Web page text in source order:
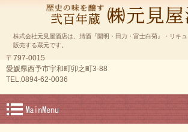
株式会社元見屋酒店は、清酒『開明・田力・富士白菊』・リキ
販売する蔵元です。
〒797-0015
愛媛県西予市宇和町卯之町3-88
TEL.0894-62-0036